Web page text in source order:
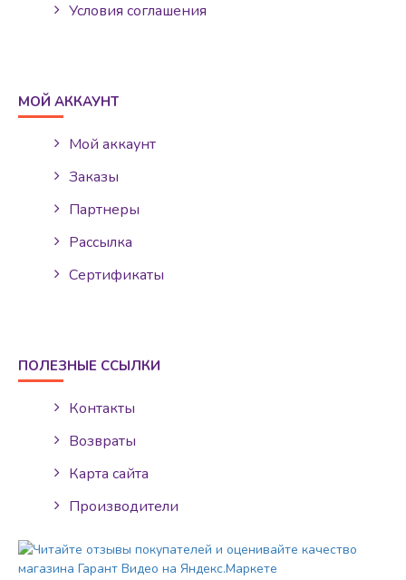
Условия соглашения
МОЙ АККАУНТ
Мой аккаунт
Заказы
Партнеры
Рассылка
Сертификаты
ПОЛЕЗНЫЕ ССЫЛКИ
Контакты
Возвраты
Карта сайта
Производители